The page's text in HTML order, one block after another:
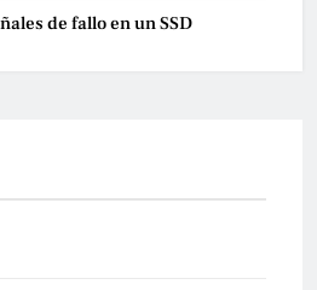
de fallo en un SSD